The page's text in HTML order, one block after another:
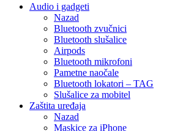
Audio i gadgeti
Nazad
Bluetooth zvučnici
Bluetooth slušalice
Airpods
Bluetooth mikrofoni
Pametne naočale
Bluetooth lokatori – TAG
Slušalice za mobitel
Zaštita uređaja
Nazad
Maskice za iPhone